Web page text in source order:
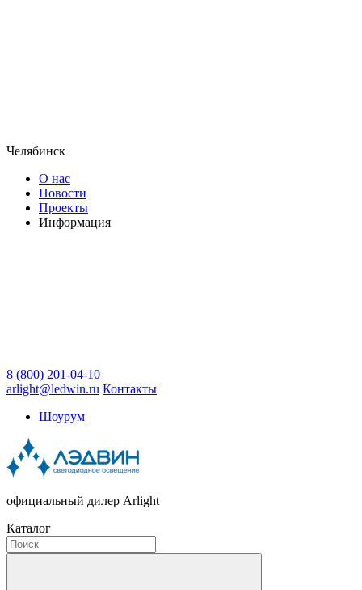
Челябинск
О нас
Новости
Проекты
Информация
8 (800) 201-04-10
arlight@ledwin.ru Контакты
Шоурум
официальный дилер Arlight
Каталог